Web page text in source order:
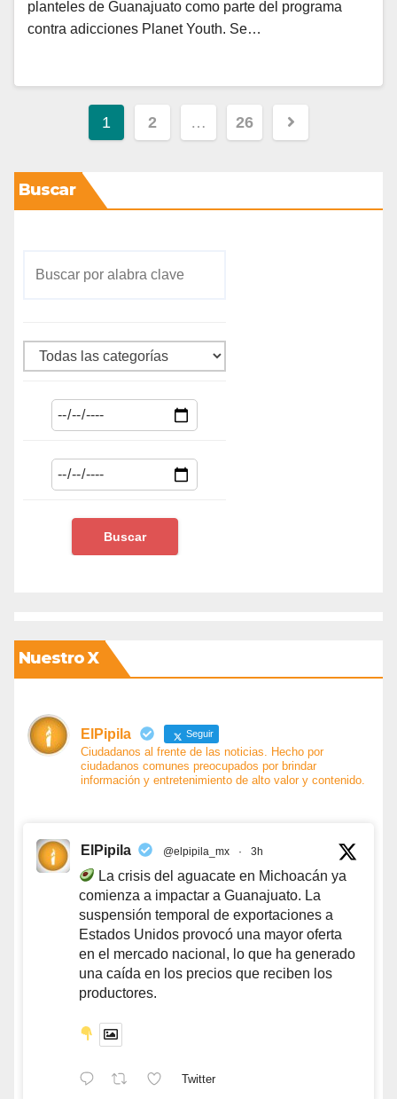
planteles de Guanajuato como parte del programa
contra adicciones Planet Youth. Se…
1 2 … 26
Buscar
Nuestro X
ElPipila Seguir
Ciudadanos al frente de las noticias. Hecho por
ciudadanos comunes preocupados por brindar
información y entretenimiento de alto valor y contenido.
ElPipila @elpipila_mx · 3h
La crisis del aguacate en Michoacán ya
comienza a impactar a Guanajuato. La
suspensión temporal de exportaciones a
Estados Unidos provocó una mayor oferta
en el mercado nacional, lo que ha generado
una caída en los precios que reciben los
productores.
Twitter